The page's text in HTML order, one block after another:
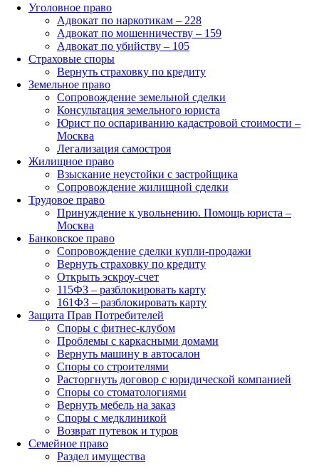
Уголовное право
Адвокат по наркотикам – 228
Адвокат по мошенничеству – 159
Адвокат по убийству – 105
Страховые споры
Вернуть страховку по кредиту
Земельное право
Сопровождение земельной сделки
Консультация земельного юриста
Юрист по оспариванию кадастровой стоимости –
Москва
Легализация самостроя
Жилищное право
Взыскание неустойки с застройщика
Сопровождение жилищной сделки
Трудовое право
Принуждение к увольнению. Помощь юриста –
Москва
Банковское право
Сопровождение сделки купли-продажи
Вернуть страховку по кредиту
Открыть эскроу-счет
115ФЗ – разблокировать карту
161ФЗ – разблокировать карту
Защита Прав Потребителей
Споры с фитнес-клубом
Проблемы с каркасными домами
Вернуть машину в автосалон
Споры со строителями
Расторгнуть договор с юридической компанией
Споры со стоматологиями
Вернуть мебель на заказ
Споры с медклиникой
Возврат путевок и туров
Семейное право
Раздел имущества